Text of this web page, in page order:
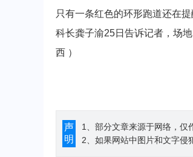
只有一条红色的环形跑道还在
科长龚子渝25日告诉记者，场
西 ）
声
明
1、部分文章来源于网络，仅
2、如果网站中图片和文字侵